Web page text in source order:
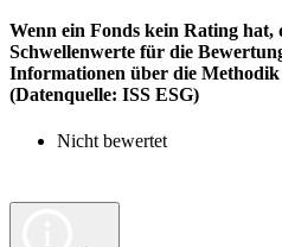
Wenn ein Fonds kein Rating
Schwellenwerte für die
Informationen über die Methodik
(Datenquelle: ISS ESG)
Nicht bewertet